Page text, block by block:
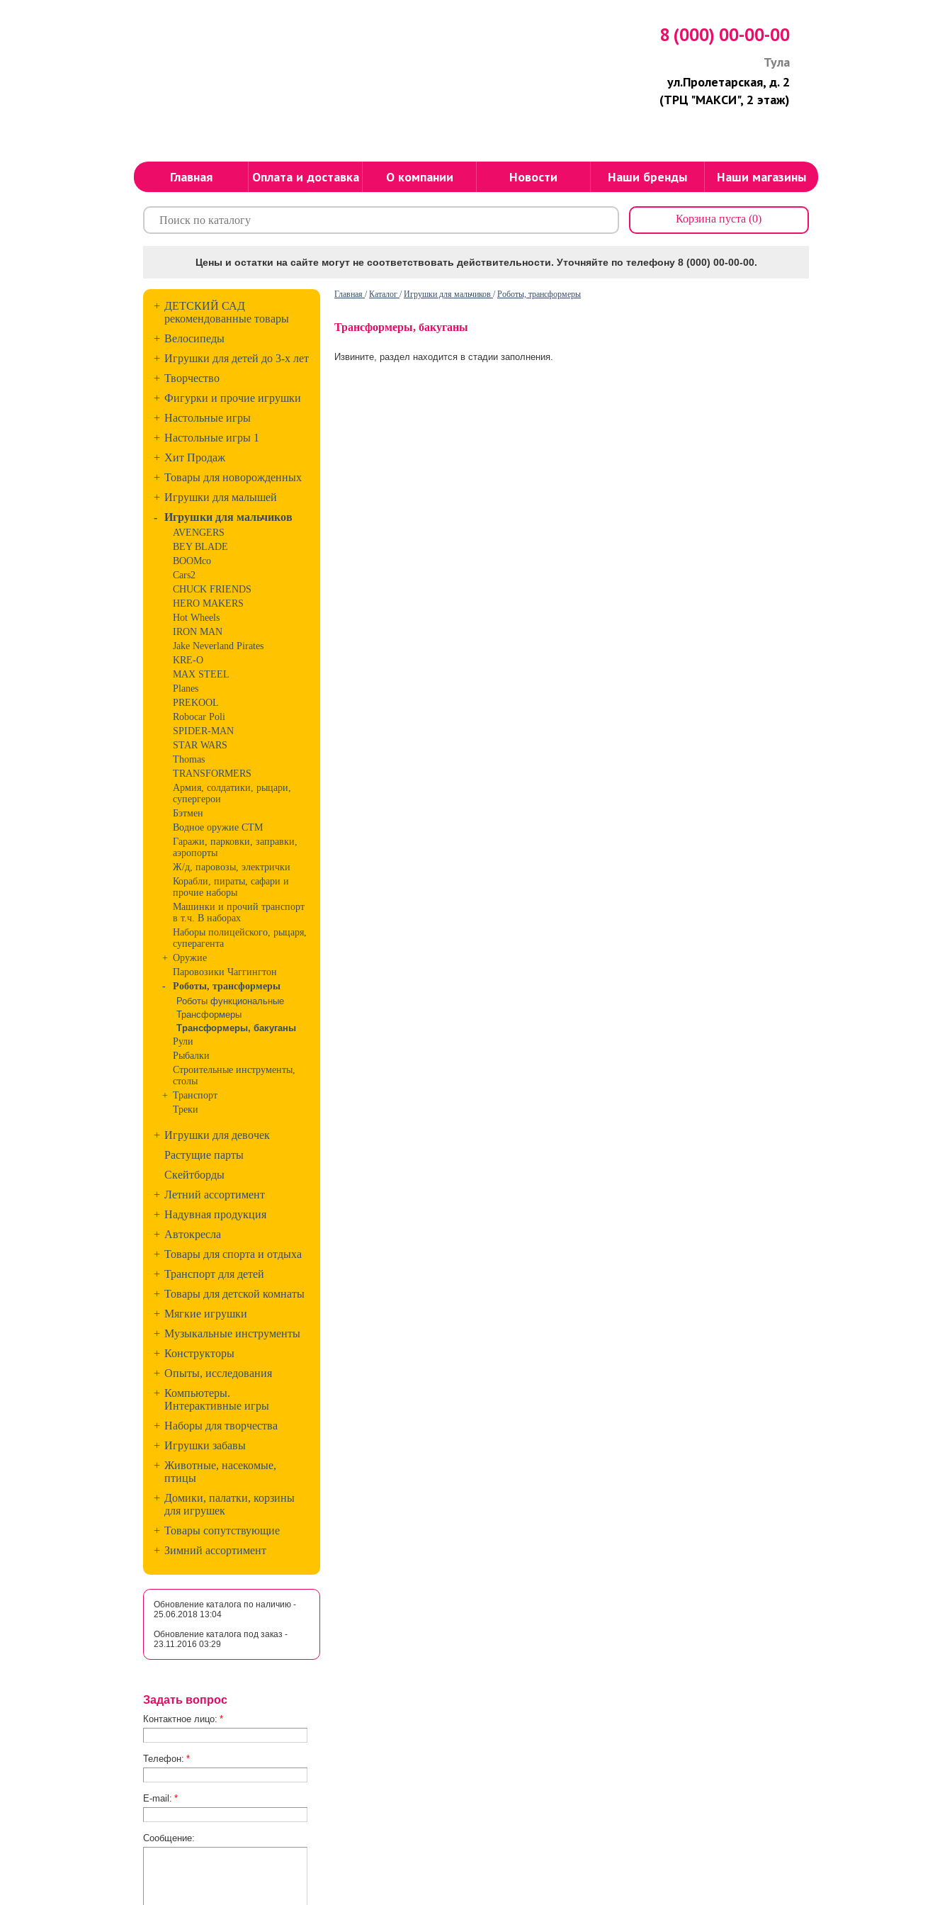
8 (000) 00-00-00
Тула
ул.Пролетарская, д. 2
(ТРЦ "МАКСИ", 2 этаж)
Главная Оплата и доставка О компании Новости Наши бренды Наши магазины
Корзина пуста (0)
Цены и остатки на сайте могут не соответствовать действительности. Уточняйте по телефону 8 (000) 00-00-00.
+ ДЕТСКИЙ САД
рекомендованные товары
+ Велосипеды
+ Игрушки для детей до 3-х лет
+ Творчество
+ Фигурки и прочие игрушки
+ Настольные игры
+ Настольные игры 1
+ Хит Продаж
+ Товары для новорожденных
+ Игрушки для малышей
- Игрушки для мальчиков
AVENGERS
BEY BLADE
BOOMco
Cars2
CHUCK FRIENDS
HERO MAKERS
Hot Wheels
IRON MAN
Jake Neverland Pirates
KRE-O
MAX STEEL
Planes
PREKOOL
Robocar Poli
SPIDER-MAN
STAR WARS
Thomas
TRANSFORMERS
Армия, солдатики, рыцари,
супергерои
Бэтмен
Водное оружие СТМ
Гаражи, парковки, заправки,
аэропорты
Ж/д, паровозы, электрички
Корабли, пираты, сафари и
прочие наборы
Машинки и прочий транспорт
в т.ч. В наборах
Наборы полицейского, рыцаря,
суперагента
+ Оружие
Паровозики Чаггингтон
-
Роботы, трансформеры
Роботы функциональные
Трансформеры
Трансформеры, бакуганы
Рули
Рыбалки
Строительные инструменты,
столы
+ Транспорт
Треки
+ Игрушки для девочек
Растущие парты
Скейтборды
+ Летний ассортимент
+ Надувная продукция
+ Автокресла
+ Товары для спорта и отдыха
+ Транспорт для детей
+ Товары для детской комнаты
+ Мягкие игрушки
+ Музыкальные инструменты
+ Конструкторы
+ Опыты, исследования
+ Компьютеры.
Интерактивные игры
+ Наборы для творчества
+ Игрушки забавы
+ Животные, насекомые,
птицы
+ Домики, палатки, корзины
для игрушек
+ Товары сопутствующие
+ Зимний ассортимент
Обновление каталога по наличию -
25.06.2018 13:04
Обновление каталога под заказ -
23.11.2016 03:29
Задать вопрос
Контактное лицо: *
Телефон: *
E-mail: *
Сообщение:
Главная /Каталог /Игрушки для мальчиков /Роботы, трансформеры
Трансформеры, бакуганы
Извините, раздел находится в стадии заполнения.